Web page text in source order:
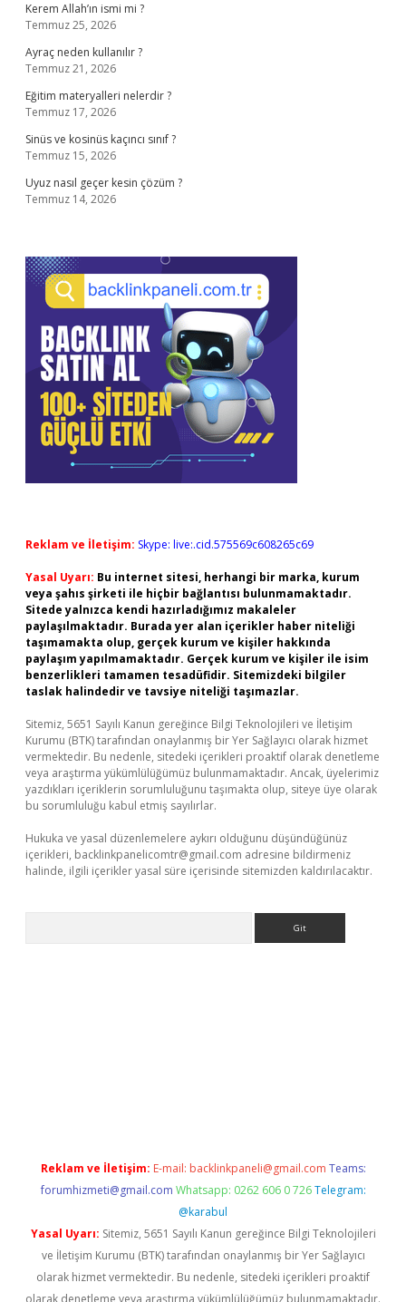
Kerem Allah’ın ismi mi ?
Temmuz 25, 2026
Ayraç neden kullanılır ?
Temmuz 21, 2026
Eğitim materyalleri nelerdir ?
Temmuz 17, 2026
Sinüs ve kosinüs kaçıncı sınıf ?
Temmuz 15, 2026
Uyuz nasıl geçer kesin çözüm ?
Temmuz 14, 2026
Reklam ve İletişim: Skype: live:.cid.575569c608265c69
Yasal Uyarı: Bu internet sitesi, herhangi bir marka, kurum
veya şahıs şirketi ile hiçbir bağlantısı bulunmamaktadır.
Sitede yalnızca kendi hazırladığımız makaleler
paylaşılmaktadır. Burada yer alan içerikler haber niteliği
taşımamakta olup, gerçek kurum ve kişiler hakkında
paylaşım yapılmamaktadır. Gerçek kurum ve kişiler ile isim
benzerlikleri tamamen tesadüfidir. Sitemizdeki bilgiler
taslak halindedir ve tavsiye niteliği taşımazlar.
Sitemiz, 5651 Sayılı Kanun gereğince Bilgi Teknolojileri ve İletişim
Kurumu (BTK) tarafından onaylanmış bir Yer Sağlayıcı olarak hizmet
vermektedir. Bu nedenle, sitedeki içerikleri proaktif olarak denetleme
veya araştırma yükümlülüğümüz bulunmamaktadır. Ancak, üyelerimiz
yazdıkları içeriklerin sorumluluğunu taşımakta olup, siteye üye olarak
bu sorumluluğu kabul etmiş sayılırlar.
Hukuka ve yasal düzenlemelere aykırı olduğunu düşündüğünüz
içerikleri, backlinkpanelicomtr@gmail.com adresine bildirmeniz
halinde, ilgili içerikler yasal süre içerisinde sitemizden kaldırılacaktır.
Reklam ve İletişim: E-mail: backlinkpaneli@gmail.com Teams:
forumhizmeti@gmail.com Whatsapp: 0262 606 0 726 Telegram:
@karabul
Yasal Uyarı: Sitemiz, 5651 Sayılı Kanun gereğince Bilgi Teknolojileri
ve İletişim Kurumu (BTK) tarafından onaylanmış bir Yer Sağlayıcı
olarak hizmet vermektedir. Bu nedenle, sitedeki içerikleri proaktif
olarak denetleme veya araştırma yükümlülüğümüz bulunmamaktadır.